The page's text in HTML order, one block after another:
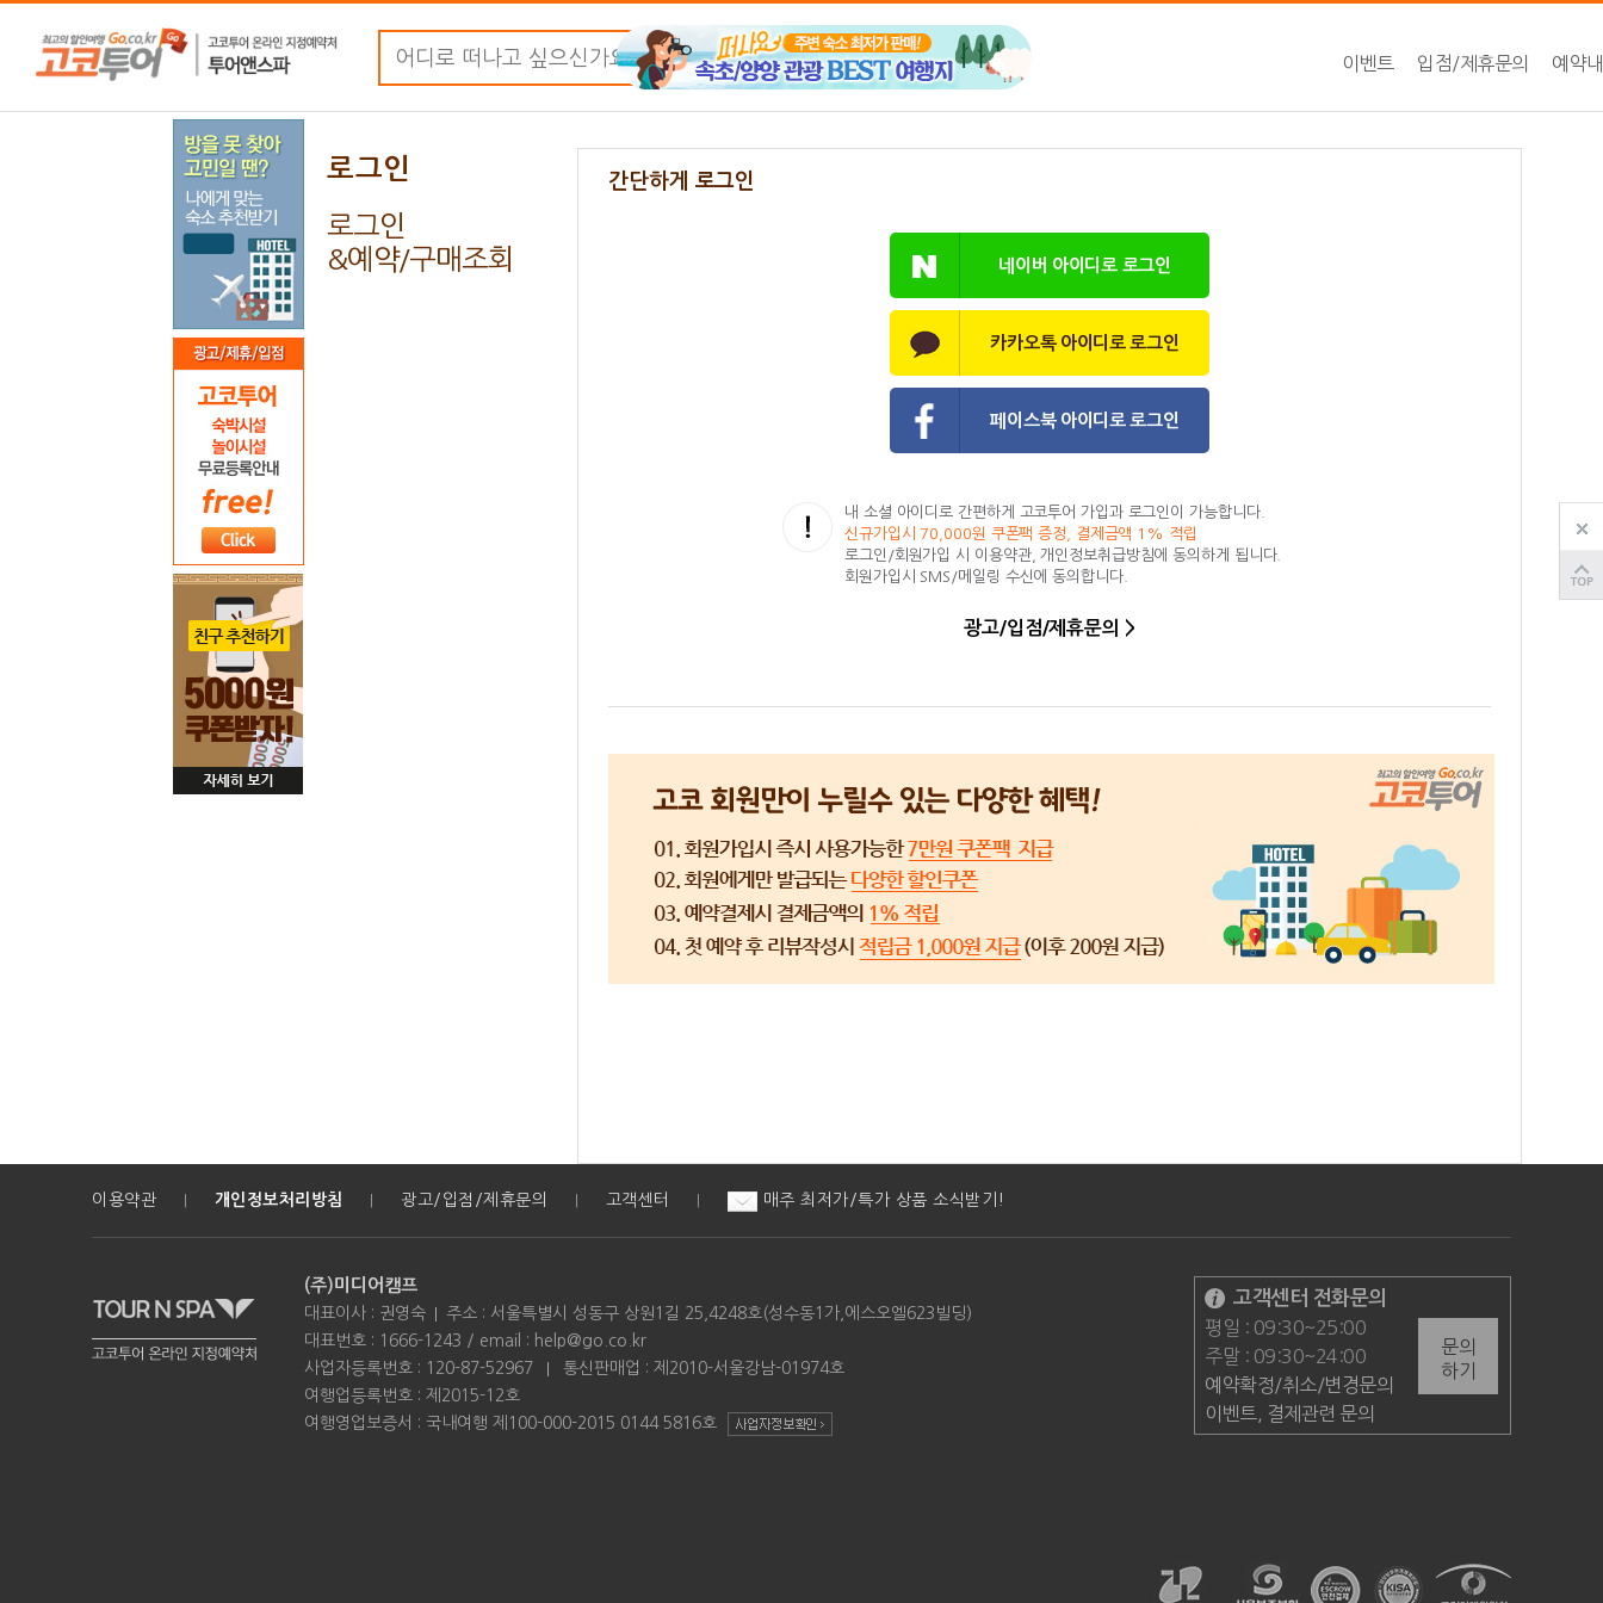
이벤트 입점/제휴문의 예약
로그인
로그인
&예약/구매조회
간단하게 로그인
네이버 아이디로 로그인
카카오톡 아이디로 로그인
페이스북 아이디로 로그인
내 소셜 아이디로 간편하게 고코투어 가입과 로그인이 가능합니다.
신규가입시 70,000원 쿠폰팩 증정, 결제금액 1% 적립
로그인/회원가입 시 이용약관, 개인정보취급방침에 동의하게 됩니다.
회원가입시 SMS/메일링 수신에 동의합니다.
광고/입점/제휴문의 >
이용약관 개인정보처리방침 광고/입점/제휴문의 고객센터 매주 최저가/특가 상품 소식받기!
(주)미디어캠프
대표이사 : 권영숙
주소 : 서울특별시 성동구 상원1길 25,4248호(성수동1가,에스오엘623빌딩)
대표번호 : 1666-1243 / email : help@go.co.kr
사업자등록번호 : 120-87-52967
통신판매업 : 제2010-서울강남-01974호
여행업등록번호 : 제2015-12호
여행영업보증서 : 국내여행 제100-000-2015 0144 5816호
고객센터 전화문의
평일 : 09:30~25:00
주말 : 09:30~24:00
예약확정/취소/변경문의
이벤트, 결제관련 문의
문의
하기